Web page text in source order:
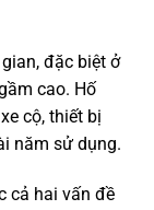
đặc biệt ở
cao. Hố
cộ, thiết bị
năm sử dụng.
cả hai vấn đề